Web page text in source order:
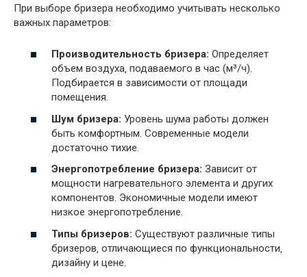
При выборе бризера необходимо учитывать несколько
важных параметров:
Производительность бризера: Определяет
объем воздуха‚ подаваемого в час (м³/ч).
Подбирается в зависимости от площади
помещения.
Шум бризера: Уровень шума работы должен
быть комфортным. Современные модели
достаточно тихие.
Энергопотребление бризера: Зависит от
мощности нагревательного элемента и других
компонентов. Экономичные модели имеют
низкое энергопотребление.
Типы бризеров: Существуют различные типы
бризеров‚ отличающиеся по функциональности‚
дизайну и цене.